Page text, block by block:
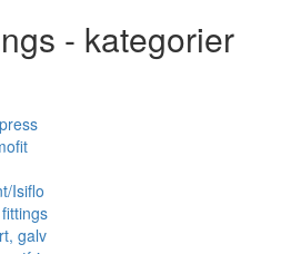
- kategorier
Isiflo
galv